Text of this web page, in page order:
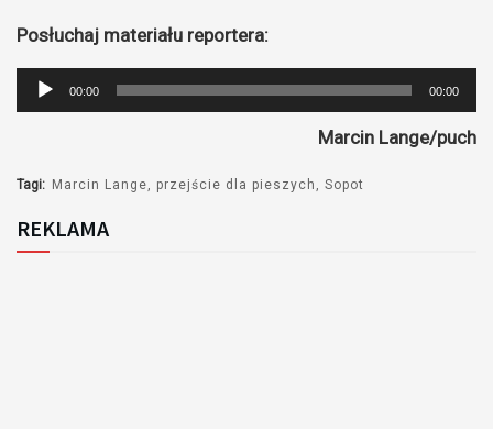
Posłuchaj materiału reportera:
Odtwarzacz
plików
00:00 00:00
Marcin Lange/puch
Tagi: Marcin Lange przejście dla pieszych Sopot
REKLAMA